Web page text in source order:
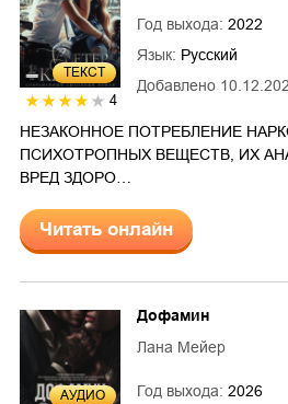
ТЕКСТ
4
Добавлено
Год выхода: 2022
Язык: Русский
НЕЗАКОННОЕ ПОТРЕБЛЕНИЕ
ПСИХОТРОПНЫХ ВЕЩЕСТВ, ИХ
ВРЕД ЗДОРО…
Читать онлайн
AУДИО
Дофамин
Лана Мейер
Год выхода: 2026